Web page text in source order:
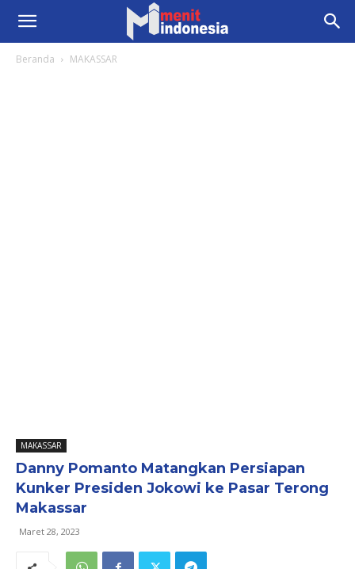
Beranda MAKASSAR
MAKASSAR
Danny Pomanto Matangkan Persiapan
Kunker Presiden Jokowi ke Pasar Terong
Makassar
Maret 28, 2023